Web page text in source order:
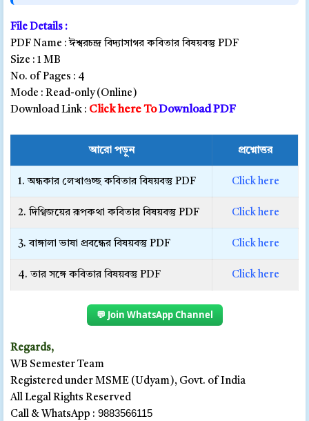
File Details :
PDF Name : ঈশ্বরচন্দ্র বিদ্যাসাগর কবিতার বিষয়বস্তু PDF
Size : 1 MB
No. of Pages : 4
Mode : Read-only (Online)
Download Link : Click here ToDownload PDF
আরো পড়ুন প্রশ্নোত্তর
1. অন্ধকার লেখাগুচ্ছ কবিতার বিষয়বস্তু PDF Click here
2. দিগ্বিজয়ের রূপকথা কবিতার বিষয়বস্তু PDF Click here
3. বাঙ্গালা ভাষা প্রবন্ধের বিষয়বস্তু PDF Click here
4. তার সঙ্গে কবিতার বিষয়বস্তু PDF Click here
💬 Join WhatsApp Channel
Regards,
WB Semester Team
Registered under MSME (Udyam), Govt. of India
All Legal Rights Reserved
Call & WhatsApp : 9883566115